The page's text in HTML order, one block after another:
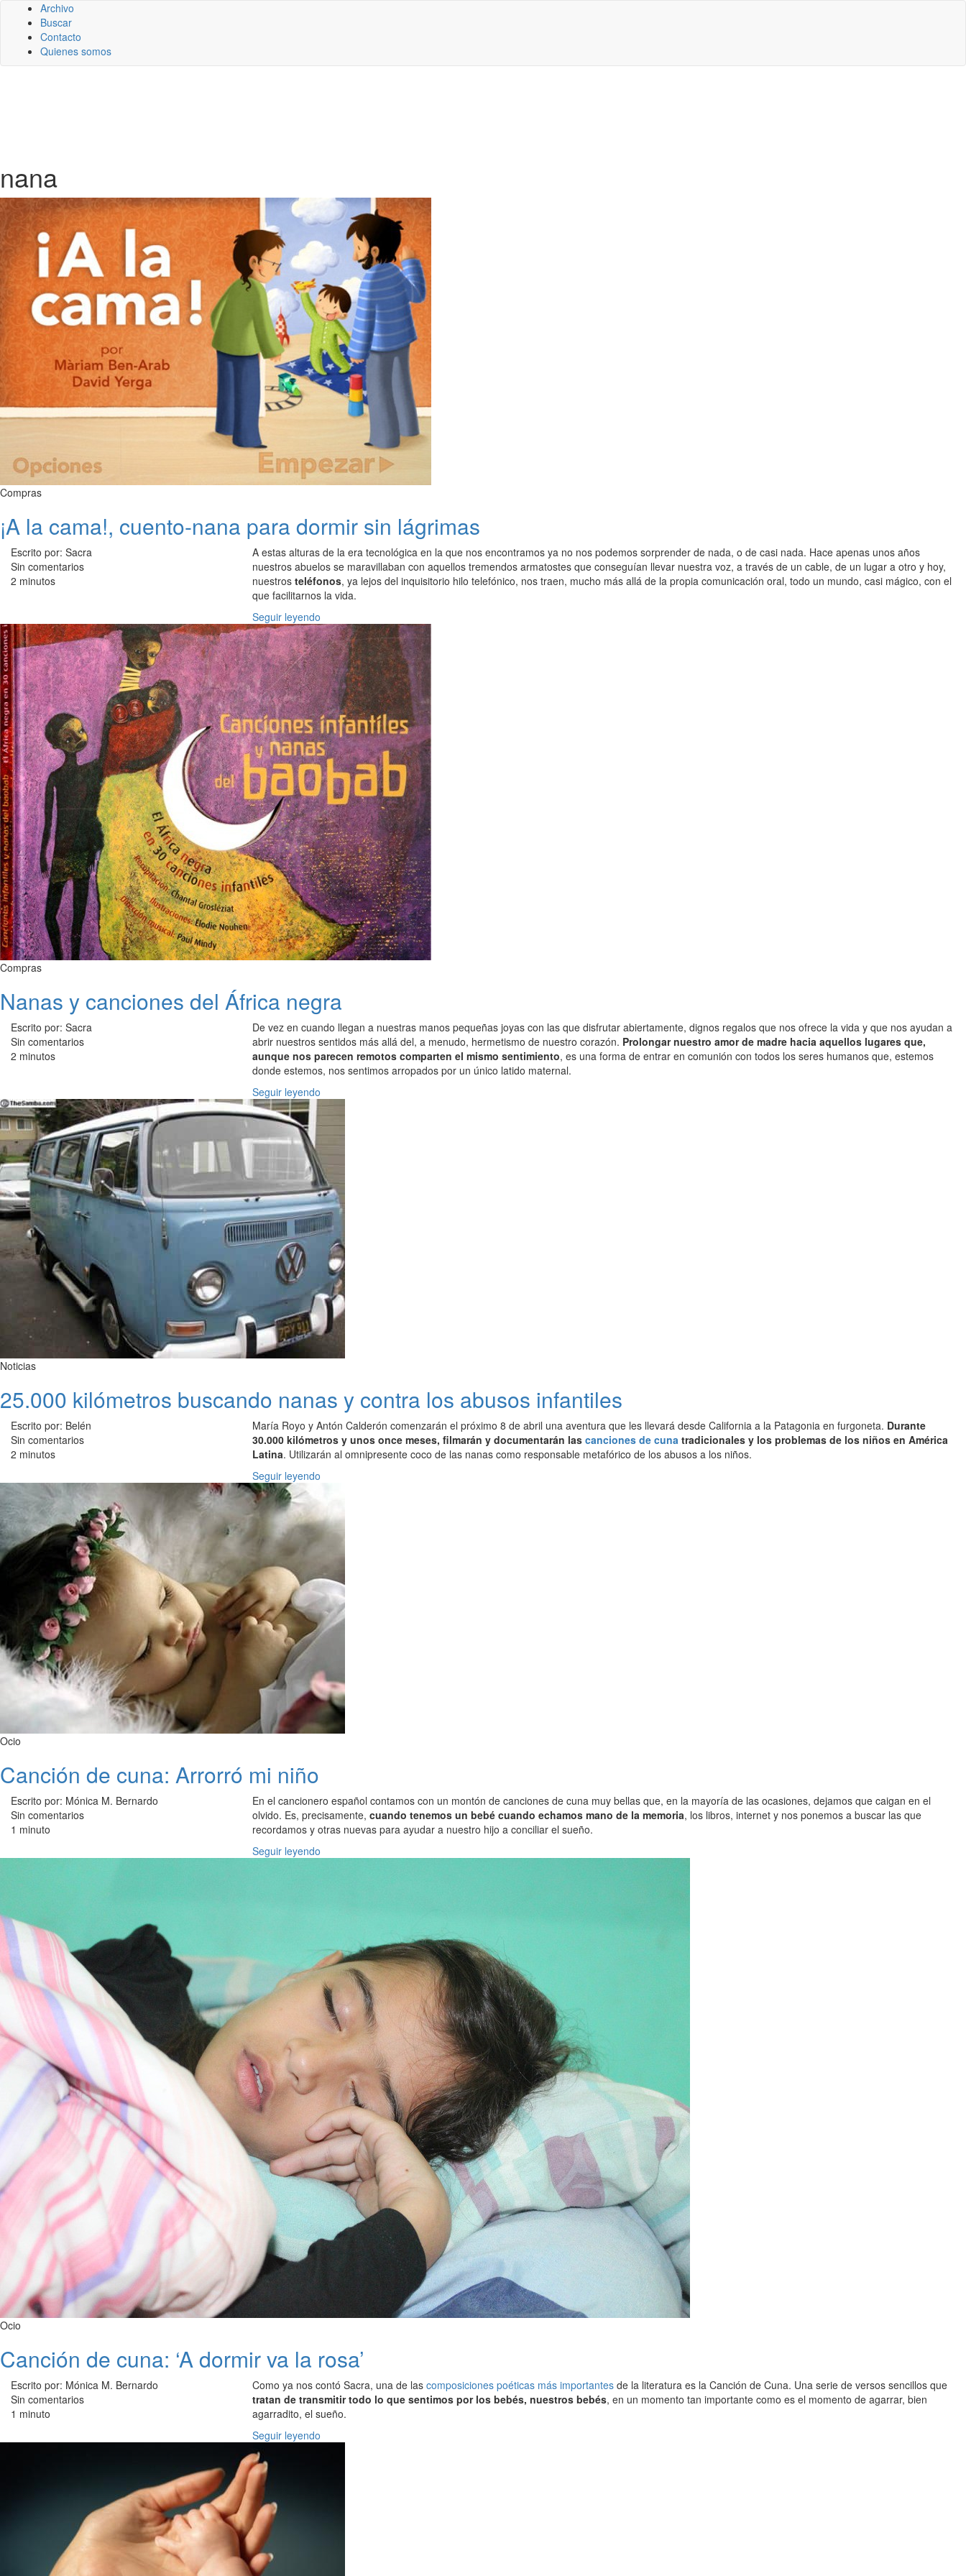
Archivo
Buscar
Contacto
Quienes somos
nana
Compras
¡A la cama!, cuento-nana para dormir sin lágrimas
Escrito por: Sacra
Sin comentarios
2 minutos
A estas alturas de la era tecnológica en la que nos encontramos ya no nos podemos sorprender de nada, o de casi nada. Hace apenas unos años
nuestros abuelos se maravillaban con aquellos tremendos armatostes que conseguían llevar nuestra voz, a través de un cable, de un lugar a otro y hoy,
nuestros teléfonos, ya lejos del inquisitorio hilo telefónico, nos traen, mucho más allá de la propia comunicación oral, todo un mundo, casi mágico, con el
que facilitarnos la vida.
Seguir leyendo
Compras
Nanas y canciones del África negra
Escrito por: Sacra
Sin comentarios
2 minutos
De vez en cuando llegan a nuestras manos pequeñas joyas con las que disfrutar abiertamente, dignos regalos que nos ofrece la vida y que nos ayudan a
abrir nuestros sentidos más allá del, a menudo, hermetismo de nuestro corazón. Prolongar nuestro amor de madre hacia aquellos lugares que,
aunque nos parecen remotos comparten el mismo sentimiento, es una forma de entrar en comunión con todos los seres humanos que, estemos
donde estemos, nos sentimos arropados por un único latido maternal.
Seguir leyendo
Noticias
25.000 kilómetros buscando nanas y contra los abusos infantiles
Escrito por: Belén
Sin comentarios
2 minutos
María Royo y Antón Calderón comenzarán el próximo 8 de abril una aventura que les llevará desde California a la Patagonia en furgoneta. Durante
30.000 kilómetros y unos once meses, filmarán y documentarán las canciones de cuna tradicionales y los problemas de los niños en América
Latina. Utilizarán al omnipresente coco de las nanas como responsable metafórico de los abusos a los niños.
Seguir leyendo
Ocio
Canción de cuna: Arrorró mi niño
Escrito por: Mónica M. Bernardo
Sin comentarios
1 minuto
En el cancionero español contamos con un montón de canciones de cuna muy bellas que, en la mayoría de las ocasiones, dejamos que caigan en el
olvido. Es, precisamente, cuando tenemos un bebé cuando echamos mano de la memoria, los libros, internet y nos ponemos a buscar las que
recordamos y otras nuevas para ayudar a nuestro hijo a conciliar el sueño.
Seguir leyendo
Ocio
Canción de cuna: ‘A dormir va la rosa’
Escrito por: Mónica M. Bernardo
Sin comentarios
1 minuto
Como ya nos contó Sacra, una de las composiciones poéticas más importantes de la literatura es la Canción de Cuna. Una serie de versos sencillos que
tratan de transmitir todo lo que sentimos por los bebés, nuestros bebés, en un momento tan importante como es el momento de agarrar, bien
agarradito, el sueño.
Seguir leyendo